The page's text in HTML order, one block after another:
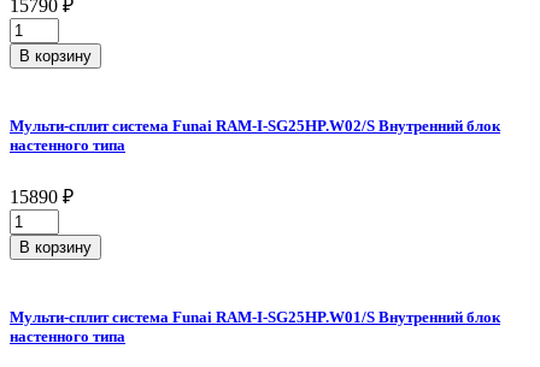
настенного
типа
quantity
15790 ₽
Мульти-
сплит
система
RCI-
GLF09HN
блок
настенного
типа
quantity
В корзину
Мульти-сплит система Funai RAM-I-SG25HP.W02/S Внутренний блок
настенного типа
15890 ₽
Мульти-
сплит
система
I-
SG25HP.W02/S
В корзину
Мульти-сплит система Funai RAM-I-SG25HP.W01/S Внутренний блок
настенного типа